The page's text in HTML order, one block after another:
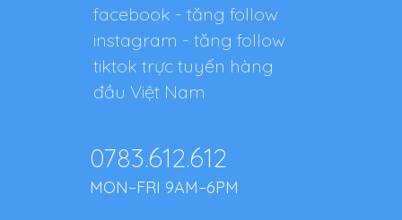
facebook - tăng follow
instagram - tăng follow
tiktok trực tuyến hàng
đầu Việt Nam
0783.612.612
MON–FRI 9AM–6PM